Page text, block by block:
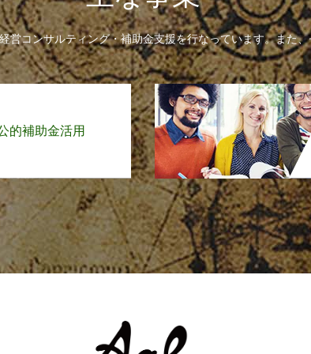
営コンサルティング・補助金支援を行なっています。また
的補助金活用